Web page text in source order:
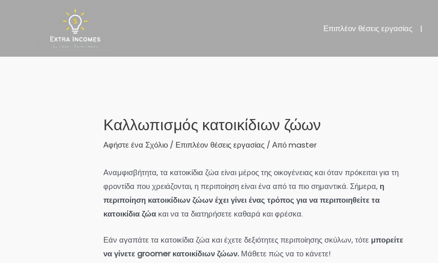
Επιπλέον θέσεις εργασίας
Καλλωπισμός κατοικίδιων ζώων
Αφήστε ένα Σχόλιο / Επιπλέον θέσεις εργασίας / Απόmaster
Αναμφισβήτητα, τα κατοικίδια ζώα είναι μέρος της οικογένειας και όταν πρόκειται για τη
φροντίδα που χρειάζονται, η περιποίηση είναι ένα από τα πιο σημαντικά. Σήμερα, η
περιποίηση κατοικίδιων ζώων έχει γίνει ένας τρόπος για να περιποιηθείτε τα
κατοικίδια ζώα και να τα διατηρήσετε καθαρά και φρέσκα.
Εάν αγαπάτε τα κατοικίδια ζώα και έχετε δεξιότητες περιποίησης σκύλων, τότε μπορείτε
να γίνετε groomer κατοικίδιων ζώων. Μάθετε πώς να το κάνετε!